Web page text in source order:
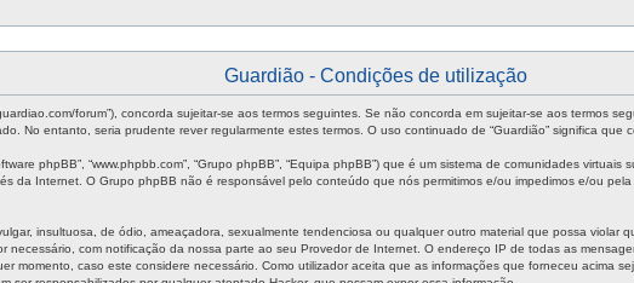
Guardião - Condições de utilização
guardiao.com/forum”), concorda sujeitar-se aos termos seguintes. Se não concorda em sujeitar-se aos termos
No entanto, seria prudente rever regularmente estes termos. O uso continuado de “Guardião” significa
phpBB”, “www.phpbb.com”, “Grupo phpBB”, “Equipa phpBB”) que é um sistema de comunidades virtuais
da Internet. O Grupo phpBB não é responsável pelo conteúdo que nós permitimos e/ou impedimos e/ou
insultuosa, de ódio, ameaçadora, sexualmente tendenciosa ou qualquer outro material que possa violar
com notificação da nossa parte ao seu Provedor de Internet. O endereço IP de todas as
momento, caso este considere necessário. Como utilizador aceita que as informações que forneceu acima